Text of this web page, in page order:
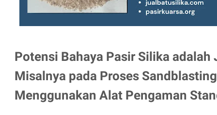
Potensi Bahaya Pasir Silika adalah
Misalnya pada Proses
Menggunakan Alat Pengaman